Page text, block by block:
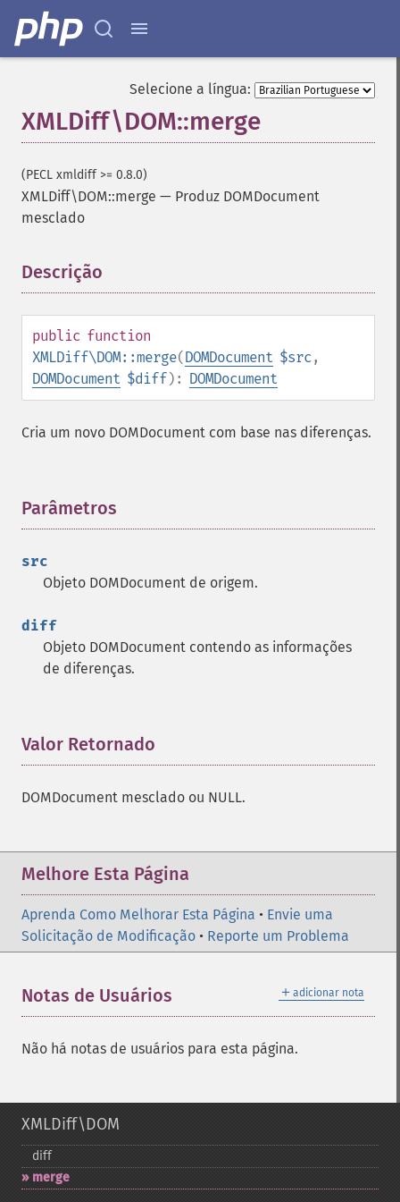
Selecione a língua:
XMLDiff\DOM::merge
(PECL xmldiff >= 0.8.0)
XMLDiff\DOM::merge — Produz DOMDocument
mesclado
Descrição
public function
XMLDiff\DOM::merge(DOMDocument $src ,
DOMDocument $diff): DOMDocument
Cria um novo DOMDocument com base nas diferenças.
Parâmetros
src
Objeto DOMDocument de origem.
diff
Objeto DOMDocument contendo as informações
de diferenças.
Valor Retornado
DOMDocument mesclado ou NULL.
Melhore Esta Página
Aprenda Como Melhorar Esta Página • Envie uma
Solicitação de Modificação • Reporte um Problema
＋ adicionar nota
Notas de Usuários
Não há notas de usuários para esta página.
XMLDiff\DOM
diff
merge